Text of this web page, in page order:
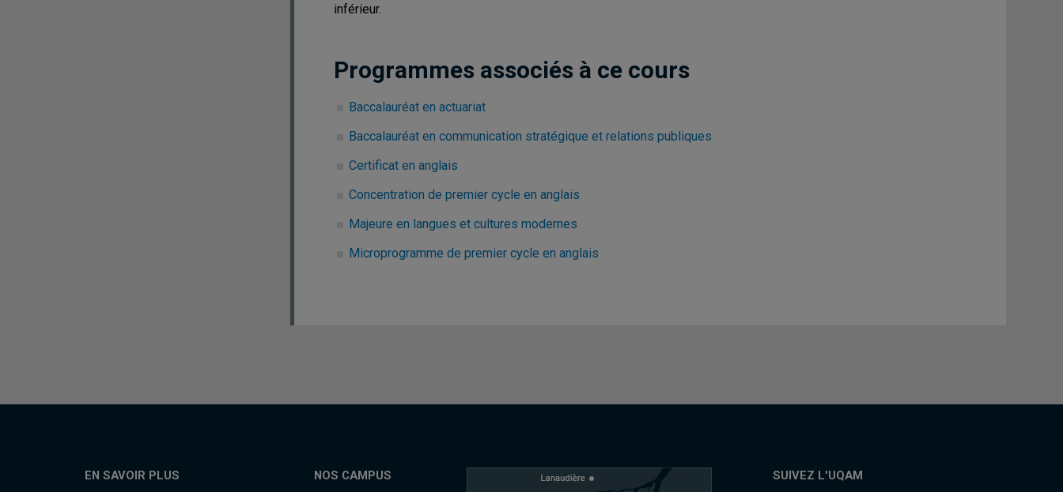
inférieur.
Programmes associés à ce cours
Baccalauréat en actuariat
Baccalauréat en communication stratégique et relations publiques
Certificat en anglais
Concentration de premier cycle en anglais
Majeure en langues et cultures modernes
Microprogramme de premier cycle en anglais
EN SAVOIR PLUS NOS CAMPUS SUIVEZ L'UQAM